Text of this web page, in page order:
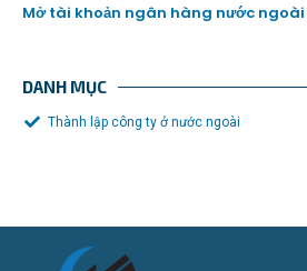
Mở tài khoản ngân hàng nước ngoài
DANH MỤC
Thành lập công ty ở nước ngoài